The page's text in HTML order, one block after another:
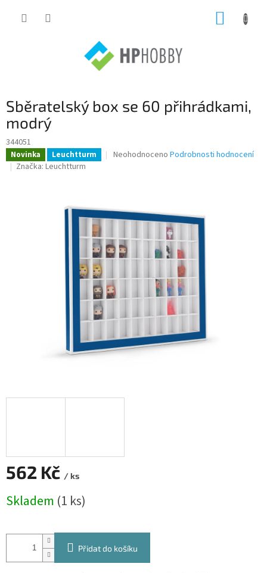
Sběratelský box se 60 přihrádkami,
modrý
344051
Novinka Leuchtturm
Průměrné
z
5
Neohodnoceno Podrobnosti hodnocení
Značka: Leuchtturm
562 Kč / ks
cena:
Skladem (1 ks)
Přidat do košíku